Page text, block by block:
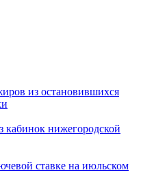
из остановившихся
кабинок нижегородской
ставке на июльском